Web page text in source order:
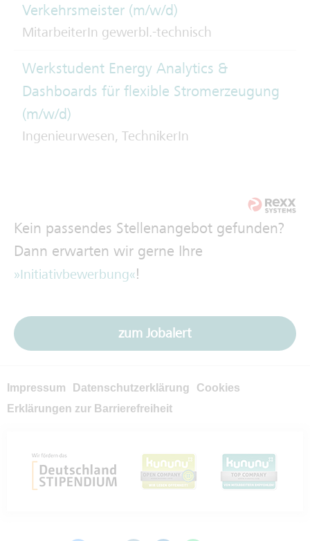
Verkehrsmeister (m/w/d)
MitarbeiterIn gewerbl.-technisch
Werkstudent Energy Analytics &
Dashboards für flexible Stromerzeugung
(m/w/d)
Ingenieurwesen, TechnikerIn
Kein passendes Stellenangebot gefunden?
Dann erwarten wir gerne Ihre
Initiativbewerbung !
zum Jobalert
Impressum Datenschutzerklärung
Cookies
Erklärungen zur Barrierefreiheit